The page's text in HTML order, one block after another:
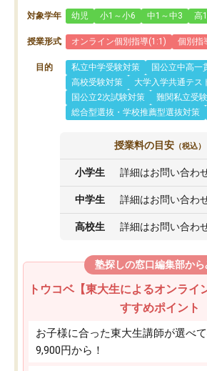
対象学年 幼児 小1～小6 中1～中3 高
授業形式 オンライン個別指導(1:1) 個別指
目的 私立中学受験対策
国公立中高一
高校受験対策
大学入学共通テス
国公立2次試験対策
難関私立受
総合型選抜・学校推薦型選抜対策
授業料の目安 （税込）
小学生 詳細はお問い合わ
中学生 詳細はお問い合わ
高校生 詳細はお問い合わ
塾探しの窓口編集部から
トウコベ【東大生によるオンライ
すすめポイント
お子様に合った東大生講師が選べ
9,900円から！